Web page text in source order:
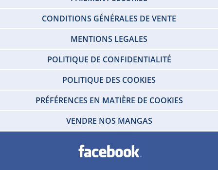
CONDITIONS GÉNÉRALES DE VENTE
MENTIONS LEGALES
POLITIQUE DE CONFIDENTIALITÉ
POLITIQUE DES COOKIES
PRÉFÉRENCES EN MATIÈRE DE COOKIES
VENDRE NOS MANGAS